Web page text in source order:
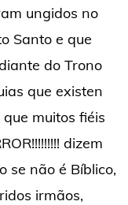
ungidos no
Santo e que
do Trono
que existen
muitos fiéis
dizem
se não é Bíblico,
irmãos,